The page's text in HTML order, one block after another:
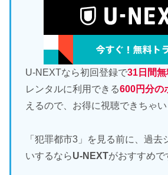
U-NEXTなら初回登録で31日間
レンタルに利用できる600円分の
えるので、お得に視聴できちゃ
「犯罪都市3」を見る前に、過去
いするならU-NEXTがおすすめで